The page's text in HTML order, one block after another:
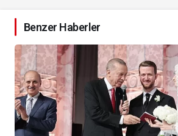
Benzer Haberler